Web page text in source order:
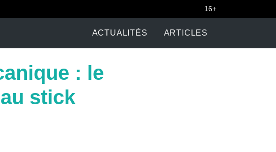
16+
ACTUALITÉS ARTICLES
: le
stick